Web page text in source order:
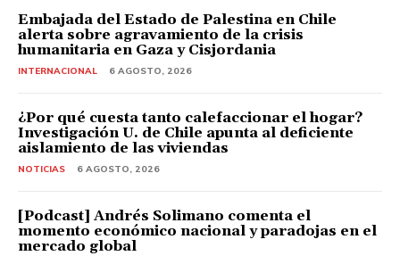
Embajada del Estado de Palestina en Chile
alerta sobre agravamiento de la crisis
humanitaria en Gaza y Cisjordania
INTERNACIONAL 6 AGOSTO, 2026
¿Por qué cuesta tanto calefaccionar el hogar?
Investigación U. de Chile apunta al deficiente
aislamiento de las viviendas
NOTICIAS 6 AGOSTO, 2026
[Podcast] Andrés Solimano comenta el
momento económico nacional y paradojas en el
mercado global